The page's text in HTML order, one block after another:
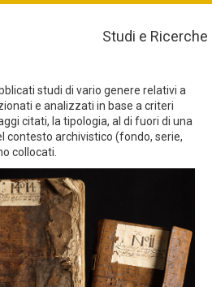
Studi e Ricerche
studi di vario genere relativi a
e analizzati in base a criteri
citati, la tipologia, al di fuori di una
contesto archivistico (fondo, serie,
collocati.